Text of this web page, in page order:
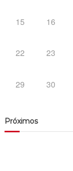
15 16
22 23
29 30
Próximos